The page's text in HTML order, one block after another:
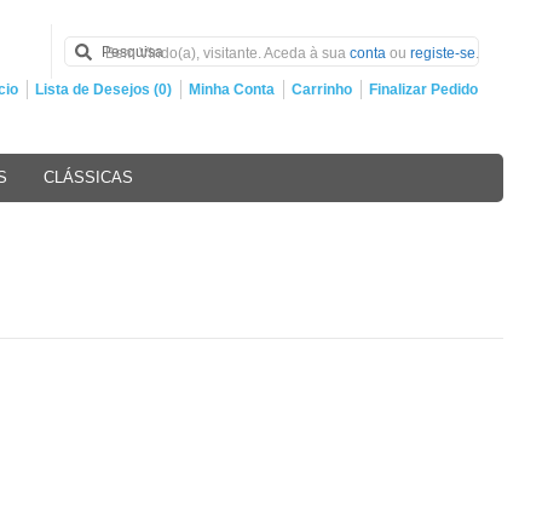
Bem Vindo(a), visitante. Aceda à sua conta ou registe-se.
Lista de Desejos (0) Minha Conta Carrinho Finalizar Pedido
CLÁSSICAS